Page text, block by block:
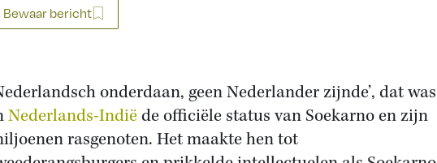
Bewaar bericht
onderdaan, geen Nederlander zijnde’, dat was
Nederlands-Indiëde officiële status van Soekarno en zijn
rasgenoten. Het maakte hen tot